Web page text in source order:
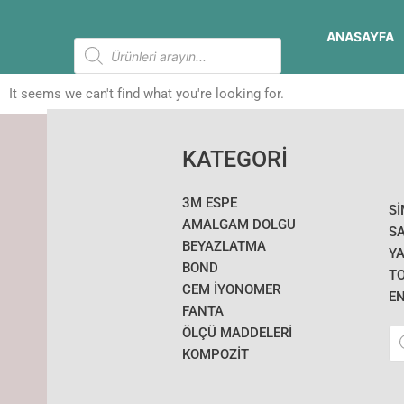
Products
search
ANASAYFA
It seems we can't find what you're looking for.
KATEGORİ
3M ESPE
AMALGAM DOLGU
BEYAZLATMA
BOND
CEM İYONOMER
FANTA
ÖLÇÜ MADDELERI
KOMPOZİT